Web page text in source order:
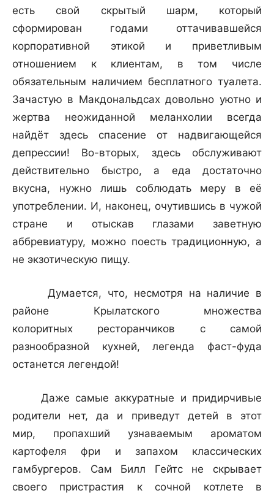
есть свой скрытый шарм, который
сформирован годами оттачивавшейся
корпоративной этикой и приветливым
отношением к клиентам, в том числе
обязательным наличием бесплатного туалета.
Зачастую в Макдональдсах довольно уютно и
жертва неожиданной меланхолии всегда
найдёт здесь спасение от надвигающейся
депрессии! Во-вторых, здесь обслуживают
действительно быстро, а еда достаточно
вкусна, нужно лишь соблюдать меру в её
употреблении. И, наконец, очутившись в чужой
стране и отыскав глазами заветную
аббревиатуру, можно поесть традиционную, а
не экзотическую пищу.
Думается, что, несмотря на наличие в
районе Крылатского множества
колоритных ресторанчиков с самой
разнообразной кухней, легенда фаст-фуда
останется легендой!
Даже самые аккуратные и придирчивые
родители нет, да и приведут детей в этот
мир, пропахший узнаваемым ароматом
картофеля фри и запахом классических
гамбургеров. Сам Билл Гейтс не скрывает
своего пристрастия к сочной котлете в